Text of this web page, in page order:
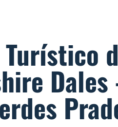
Turístico